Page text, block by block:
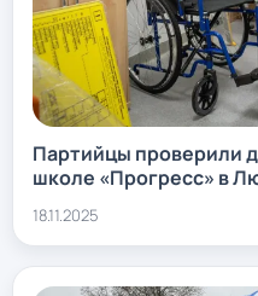
Партийцы проверили
школе «Прогресс» в
18.11.2025